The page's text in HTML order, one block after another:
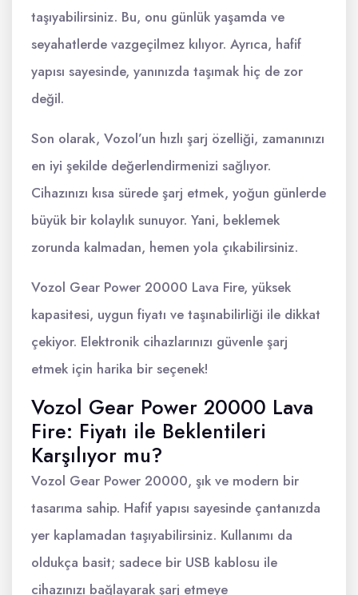
taşıyabilirsiniz. Bu, onu günlük yaşamda ve
seyahatlerde vazgeçilmez kılıyor. Ayrıca, hafif
yapısı sayesinde, yanınızda taşımak hiç de zor
değil.
Son olarak, Vozol’un hızlı şarj özelliği, zamanınızı
en iyi şekilde değerlendirmenizi sağlıyor.
Cihazınızı kısa sürede şarj etmek, yoğun günlerde
büyük bir kolaylık sunuyor. Yani, beklemek
zorunda kalmadan, hemen yola çıkabilirsiniz.
Vozol Gear Power 20000 Lava Fire, yüksek
kapasitesi, uygun fiyatı ve taşınabilirliği ile dikkat
çekiyor. Elektronik cihazlarınızı güvenle şarj
etmek için harika bir seçenek!
Vozol Gear Power 20000 Lava
Fire: Fiyatı ile Beklentileri
Karşılıyor mu?
Vozol Gear Power 20000, şık ve modern bir
tasarıma sahip. Hafif yapısı sayesinde çantanızda
yer kaplamadan taşıyabilirsiniz. Kullanımı da
oldukça basit; sadece bir USB kablosu ile
cihazınızı bağlayarak şarj etmeye